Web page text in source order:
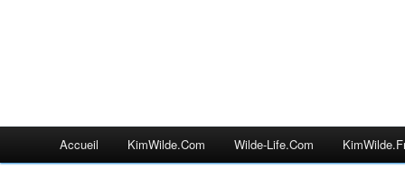
Accueil KimWilde.com Wilde-Life.com